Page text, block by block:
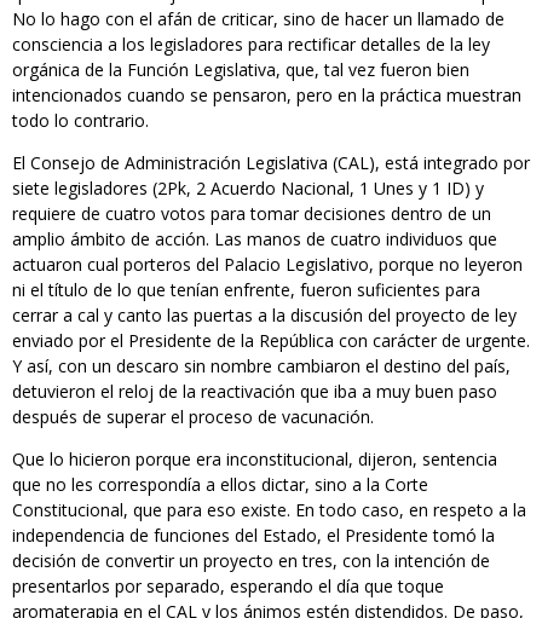
No lo hago con el afán de criticar, sino de hacer un llamado de
consciencia a los legisladores para rectificar detalles de la ley
orgánica de la Función Legislativa, que, tal vez fueron bien
intencionados cuando se pensaron, pero en la práctica muestran
todo lo contrario.
El Consejo de Administración Legislativa (CAL), está integrado por
siete legisladores (2Pk, 2 Acuerdo Nacional, 1 Unes y 1 ID) y
requiere de cuatro votos para tomar decisiones dentro de un
amplio ámbito de acción. Las manos de cuatro individuos que
actuaron cual porteros del Palacio Legislativo, porque no leyeron
ni el título de lo que tenían enfrente, fueron suficientes para
cerrar a cal y canto las puertas a la discusión del proyecto de ley
enviado por el Presidente de la República con carácter de urgente.
Y así, con un descaro sin nombre cambiaron el destino del país,
detuvieron el reloj de la reactivación que iba a muy buen paso
después de superar el proceso de vacunación.
Que lo hicieron porque era inconstitucional, dijeron, sentencia
que no les correspondía a ellos dictar, sino a la Corte
Constitucional, que para eso existe. En todo caso, en respeto a la
independencia de funciones del Estado, el Presidente tomó la
decisión de convertir un proyecto en tres, con la intención de
presentarlos por separado, esperando el día que toque
aromaterapia en el CAL y los ánimos estén distendidos. De paso,